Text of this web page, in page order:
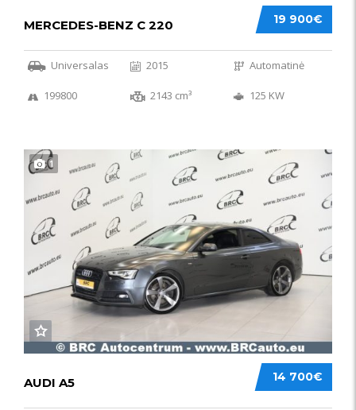
19 900€
MERCEDES-BENZ C 220
Universalas 2015 Automatinė
199800 2143 cm³ 125 KW
1
14 700€
AUDI A5